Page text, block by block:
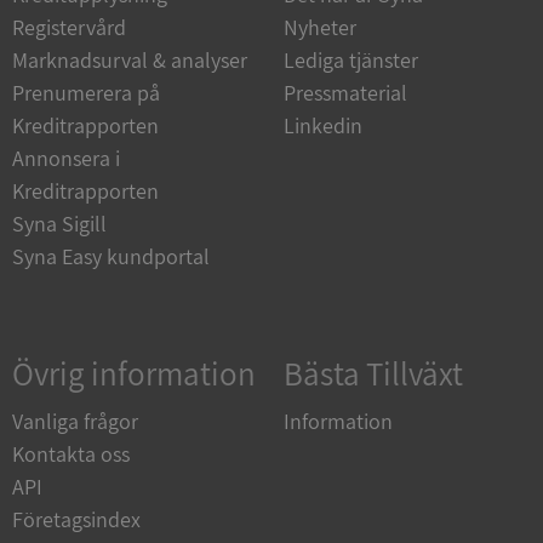
Registervård
Marknadsurval & analyser
Prenumerera på
Kreditrapporten
Annonsera i
Kreditrapporten
Syna Sigill
Syna Easy kundportal
Nyheter
Lediga tjänster
Pressmaterial
Linkedin
Övrig information
Vanliga frågor
Kontakta oss
API
Företagsindex
Bästa Tillväxt
Information
Oklassificerade
Strikt nödvändiga kakor tillåter
kärnwebbplatsfunktioner som användarinloggning
och kontohantering. Webbplatsen kan inte
användas ordentligt utan strikt nödvändiga cookies.
Namn
VISITOR_PRIVACY_METADATA
Privacy Policy